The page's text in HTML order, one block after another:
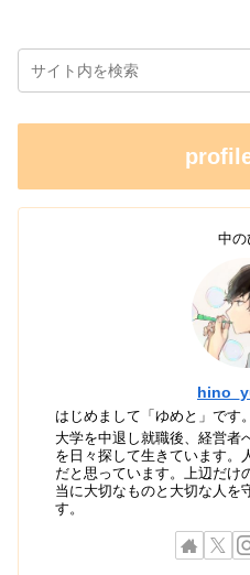
中の
はじめまして「ゆめと」です。
大学を中退し就職後、経営者
を日々探して生きています。
だと思っています。上辺だけ
当に大切なものと大切な人を
す。